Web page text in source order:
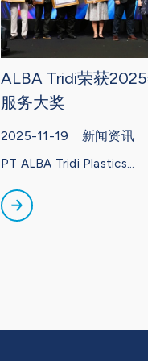
ALBA Tridi荣获
服务大奖
2025-11-19 新闻资讯
PT ALBA Tridi Plastics...